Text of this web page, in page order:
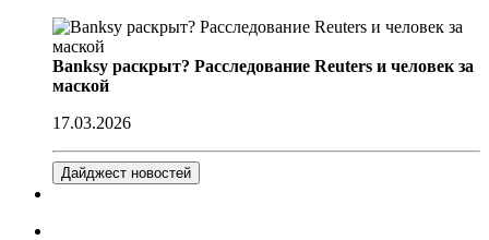
Banksy раскрыт? Расследование Reuters и человек за
маской
17.03.2026
Дайджест новостей